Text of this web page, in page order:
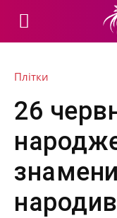
Плітки
26